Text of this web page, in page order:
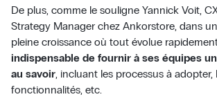
De plus, comme le souligne Yannick Voit,
Strategy Manager chez Ankorstore, dans
pleine croissance où tout évolue
indispensable de fournir à ses équipes
au savoir, incluant les processus à adopter,
fonctionnalités, etc.